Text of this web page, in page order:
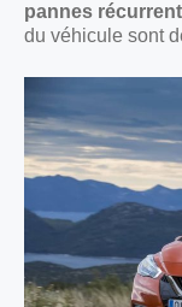
pannes
du véhicule sont